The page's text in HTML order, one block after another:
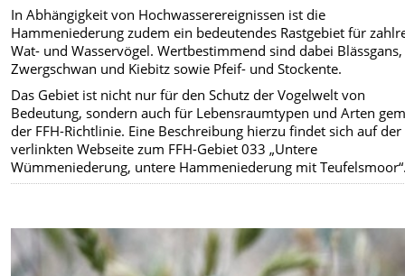
In Abhängigkeit von Hochwasserereignissen ist die
Hammeniederung zudem ein bedeutendes Rastgebiet für
Wat- und Wasservögel. Wertbestimmend sind dabei Blässgans,
Zwergschwan und Kiebitz sowie Pfeif- und Stockente.
Das Gebiet ist nicht nur für den Schutz der Vogelwelt von
Bedeutung, sondern auch für Lebensraumtypen und Arten
der FFH-Richtlinie. Eine Beschreibung hierzu findet sich auf
verlinkten Webseite zum FFH-Gebiet 033 „Untere
Wümmeniederung, untere Hammeniederung mit